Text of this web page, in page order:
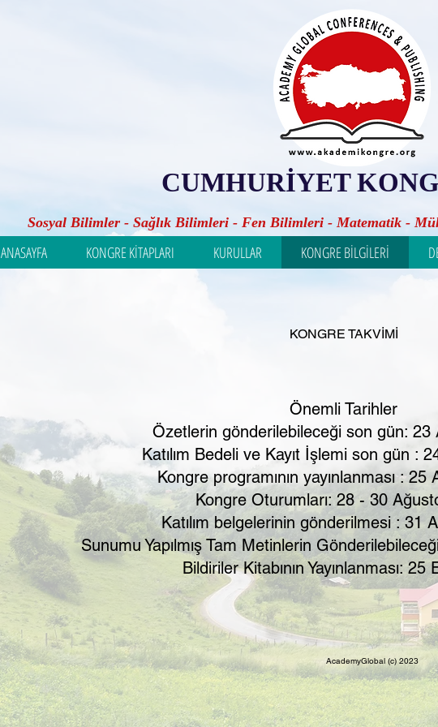
CUMHURİYET
Sosyal Bilimler - Sağlık Bilimleri - Fen Bilimleri - Matematik -
ANASAYFA KONGRE KİTAPLARI KURULLAR KONGRE BİLGİLERİ
KONGRE TAKVİMİ​
Önemli Tarihler
Özetlerin gönderilebileceği son gün: 23
Katılım Bedeli ve Kayıt İşlemi son gün :
Kongre programının yayınlanması :
​Kongre Oturumları: 28 - 30
Katılım belgelerinin gönderilmesi : 31
​Sunumu Yapılmış Tam Metinlerin
Bildiriler Kitabının Yayınlanması: 25
AcademyGlobal (c) 2023